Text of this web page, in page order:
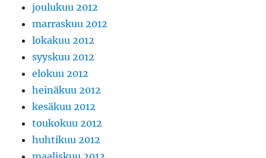
joulukuu 2012
marraskuu 2012
lokakuu 2012
syyskuu 2012
elokuu 2012
heinäkuu 2012
kesäkuu 2012
toukokuu 2012
huhtikuu 2012